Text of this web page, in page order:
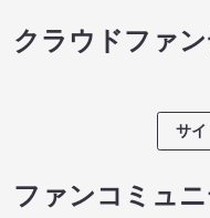
クラウドファ
サイ
ファンコミュニ